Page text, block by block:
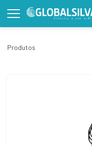
Produtos